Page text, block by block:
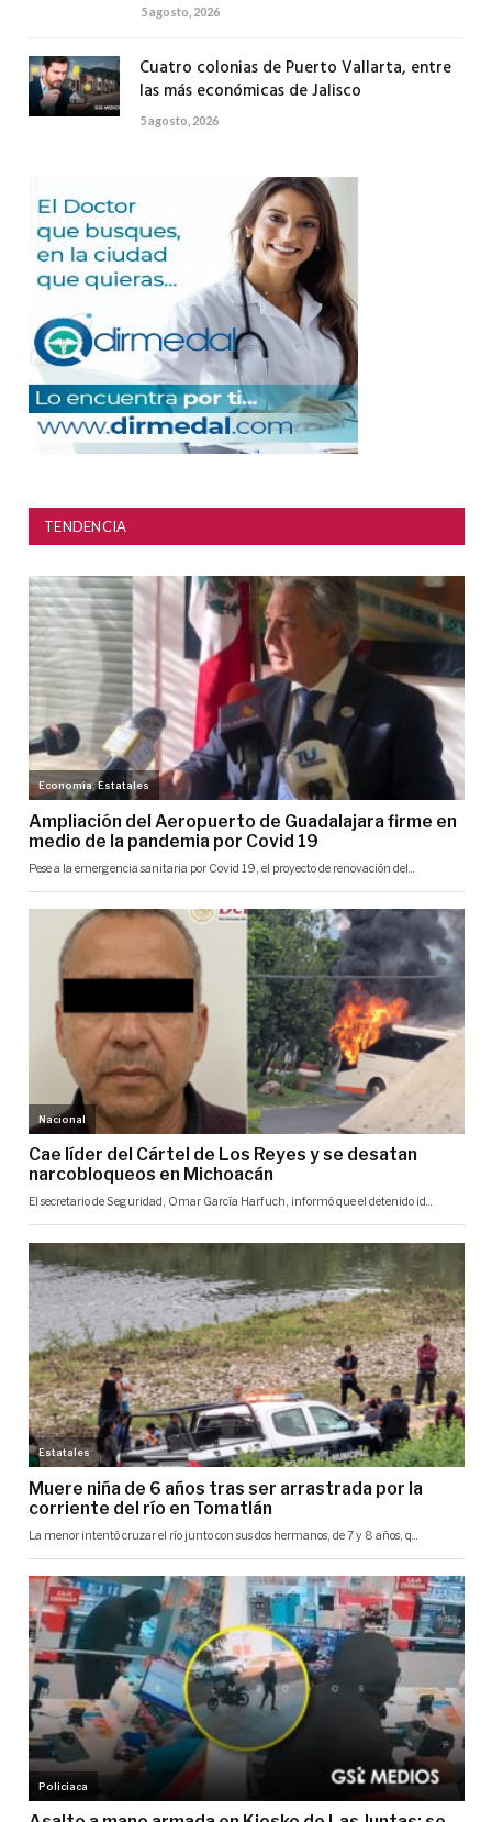
5 agosto, 2026
Cuatro colonias de Puerto Vallarta, entre
las más económicas de Jalisco
5 agosto, 2026
TENDENCIA